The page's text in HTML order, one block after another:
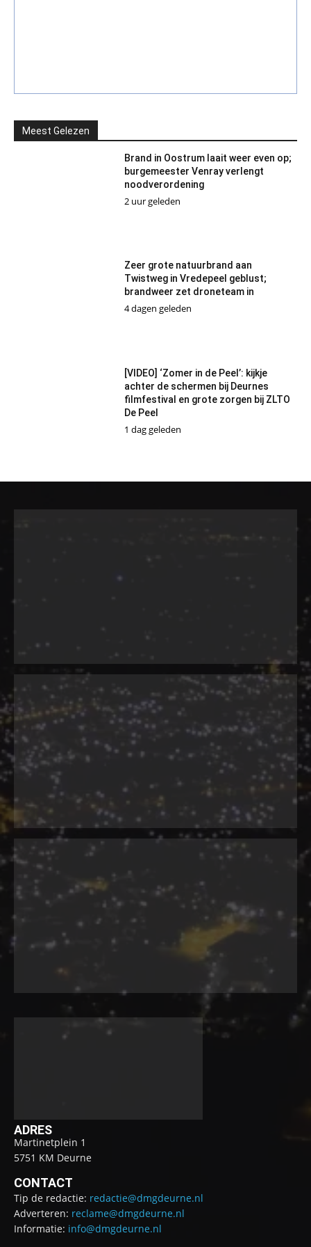
Meest Gelezen
Brand in Oostrum laait weer even op;
burgemeester Venray verlengt
noodverordening
2 uur geleden
Zeer grote natuurbrand aan
Twistweg in Vredepeel geblust;
brandweer zet droneteam in
4 dagen geleden
[VIDEO] ‘Zomer in de Peel’: kijkje
achter de schermen bij Deurnes
filmfestival en grote zorgen bij ZLTO
De Peel
1 dag geleden
ADRES
Martinetplein 1
5751 KM Deurne
CONTACT
Tip de redactie: redactie@dmgdeurne.nl
Adverteren: reclame@dmgdeurne.nl
Informatie: info@dmgdeurne.nl